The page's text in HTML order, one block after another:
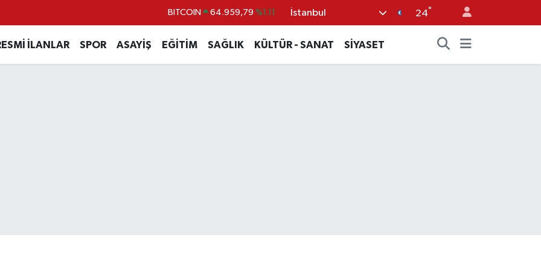
BITCOIN 64.959,79 %1.11 İstanbul 24°
İLANLAR SPOR ASAYİŞ EĞİTİM SAĞLIK KÜLTÜR - SANAT SİYASET